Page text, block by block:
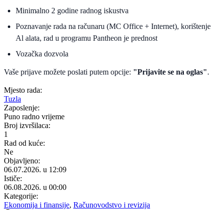
Minimalno 2 godine radnog iskustva
Poznavanje rada na računaru (MC Office + Internet), korištenje
Al alata, rad u programu Pantheon je prednost
Vozačka dozvola
Vaše prijave možete poslati putem opcije: "Prijavite se na oglas".
Mjesto rada:
Tuzla
Zaposlenje:
Puno radno vrijeme
Broj izvršilaca:
1
Rad od kuće:
Ne
Objavljeno:
06.07.2026. u 12:09
Ističe:
06.08.2026. u 00:00
Kategorije:
Ekonomija i finansije, Računovodstvo i revizija